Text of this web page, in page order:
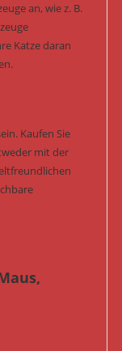
an, wie z. B.
Katze daran
Kaufen Sie
mit der